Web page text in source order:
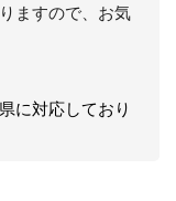
ますので、お気
に対応しており